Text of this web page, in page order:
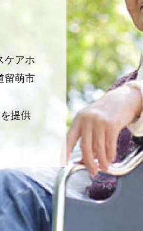
ケアホ
留萌市
提供